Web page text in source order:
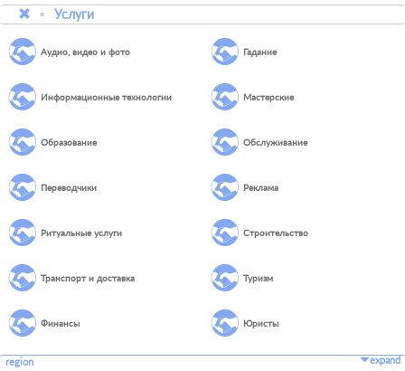
Услуги
Аудио, видео и фото Гадание
Информационные технологии Мастерские
Образование Обслуживание
Переводчики Реклама
Ритуальные услуги Строительство
Транспорт и доставка Туризм
Финансы Юристы
region expand